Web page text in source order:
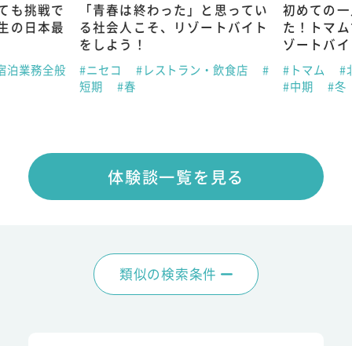
も挑戦で
の日本最
泊業務全般
「青春は終わった」と思ってい
る社会人こそ、リゾートバイト
をしよう！
#ニセコ #レストラン・飲食店
#
短期
#春
初めての
た！トマ
ゾートバ
#トマム
#
#中期
#冬
体験談一覧を見る
類似の検索条件